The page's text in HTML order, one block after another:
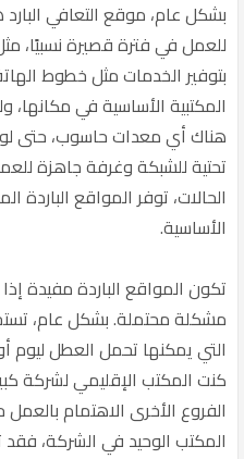
بشكل عام، موقع التعافي
للعمل في فترة قصيرة نسبيًا،
بتوفير الخدمات مثل خطوط
المكتبية الأساسية في
هناك أي معدات حاسوب، حتى لو
تحتية للشبكة وغرفة جاهزة
الحالات، توفر المواقع
الأساسية.
تكون المواقع الباردة مفيدة
مشكلة محتملة. بشكل عام،
التي يمكنها تحمل العطل ليوم
كنت المكتب الإقليمي لشركة
الفروع الأخرى الاهتمام
المكتب الوحيد في الشركة، فقد